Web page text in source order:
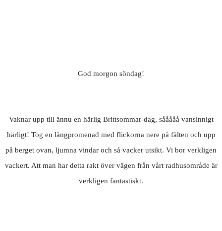
God morgon söndag!
Vaknar upp till ännu en härlig Brittsommar-dag, sååååå vansinnigt
härligt! Tog en långpromenad med flickorna nere på fälten och upp
på berget ovan, ljumna vindar och så vacker utsikt. Vi bor verkligen
vackert. Att man har detta rakt över vägen från vårt radhusområde är
verkligen fantastiskt.